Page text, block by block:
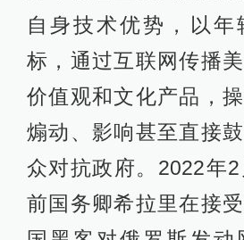
自身技术优势，以年
标，通过互联网传播美
价值观和文化产品，
煽动、影响甚至直接
众对抗政府。2022年
前国务卿希拉里在接